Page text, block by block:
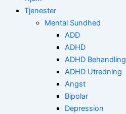
Tjenester
Mental Sundhed
ADD
ADHD
ADHD Behandling
ADHD Utredning
Angst
Bipolar
Depression